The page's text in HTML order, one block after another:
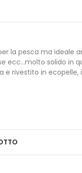
la pesca ma ideale
ecc...molto solido in
e rivestito in ecopelle,